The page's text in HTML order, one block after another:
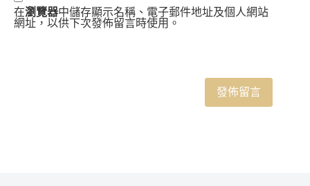
在瀏覽器中儲存顯示名稱、電子郵件地址及個人網站
網址，以供下次發佈留言時使用。